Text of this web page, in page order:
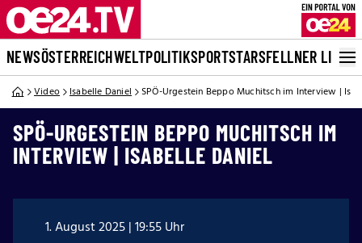
NEWSÖSTERREICHWELTPOLITIKSPORTSTARSFELLNER LIVE
Video Isabelle Daniel SPÖ-Urgestein Beppo Muchitsch im Interview |
SPÖ-URGESTEIN BEPPO MUCHITSCH IM
INTERVIEW | ISABELLE DANIEL
1. August 2025 | 19:55 Uhr